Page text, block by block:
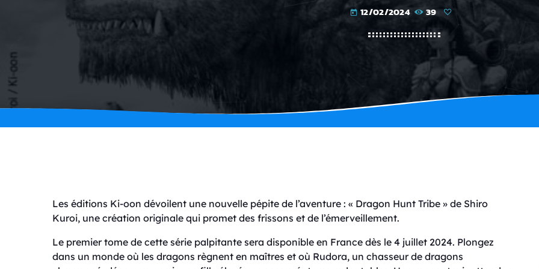
today 12/02/2024 39
Les éditions Ki-oon dévoilent une nouvelle pépite de l’aventure : « Dragon Hunt Tribe » de Shiro
Kuroi, une création originale qui promet des frissons et de l’émerveillement.
Le premier tome de cette série palpitante sera disponible en France dès le 4 juillet 2024. Plongez
dans un monde où les dragons règnent en maîtres et où Rudora, un chasseur de dragons